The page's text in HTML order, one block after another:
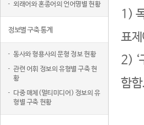
외래어와 혼종어의 언어명별 현황
정보별 구축 통계
동사와 형용사의 문형 정보 현황
관련 어휘 정보의 유형별 구축 현
황
다중 매체(멀티미디어) 정보의 유
형별 구축 현황
1)
표
2) ‘
함함.